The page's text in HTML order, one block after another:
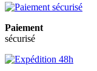
Paiement
sécurisé